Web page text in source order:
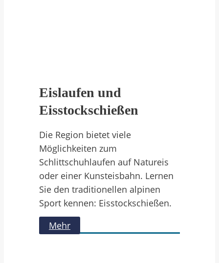
Eislaufen und
Eisstockschießen
Die Region bietet viele
Möglichkeiten zum
Schlittschuhlaufen auf Natureis
oder einer Kunsteisbahn. Lernen
Sie den traditionellen alpinen
Sport kennen: Eisstockschießen.
Mehr